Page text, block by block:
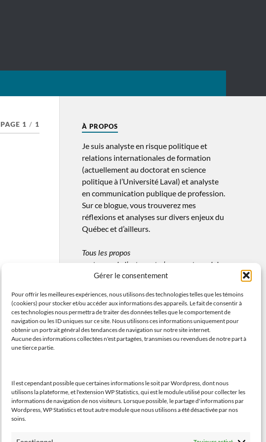
Gérer le consentement
Pour offrir les meilleures expériences, nous utilisons des technologies telles que les témoins
(cookiers) pour stocker et/ou accéder aux informations des appareils. Le fait de consentir à
ces technologies nous permettra de traiter des données telles que le comportement de
navigation ou les ID uniques sur ce site. Nous utilisons ces informations uniquement pour
obtenir un portrait général des tendances de navigation sur notre site internet.
Aucune des informations collectées n'est partagées, transmises ou revendues de notre part à
une tierce partie.
Il est cependant possible que certaines informations le soit par Wordpress, dont nous
utilisons la plateforme, et l'extension WP Statistics, qui est le module utilisé pour collecter les
informations de navigation de nos visiteurs. Lorsque possible, le partage d'informations par
Wordpress, WP Statistics et tout autre module que nous utilisons a été désactivée par nos
soins.
PAGE 1 / 1 À PROPOS
Je suis analyste en risque politique et
relations internationales de formation
(actuellement au doctorat en science
politique à l’Université Laval) et analyste
en communication publique de profession.
Sur ce blogue, vous trouverez mes
réflexions et analyses sur divers enjeux du
Québec et d’ailleurs.
Tous les propos
sont ceux de l’auteur et n’engagent que lui
et lui seul. L’auteur ne saurait être tenu
l’usage fait de ses propos et analyses.